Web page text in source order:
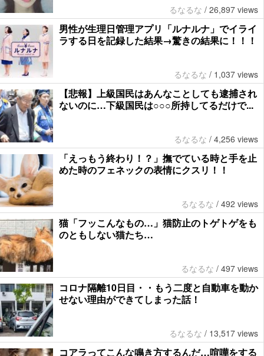
るなるな / 26,897 views
男性が生理日管理アプリ「ルナルナ」でイライ
ラする日を記録した結果→驚きの結果に！！！
るなるな / 1,037 views
【悲報】上級国民はあんなことしても逮捕され
ないのに…下級国民は○○○所持してるだけで...
るなるな / 4,256 views
「えっもう終わり！？」撫でている時と手を止
めた時のフェネックの表情にクスリ！！
るなるな / 492 views
猫「フッこんなもの…」猫防止のトゲトゲをも
のともしない猫たち…
るなるな / 497 views
コロナ隔離10日目・・もう二度と自動車を動か
せない理由ができてしまった話！
るなるな / 13,517 views
コアラってこんな鳴き方するんだ…喧嘩をする